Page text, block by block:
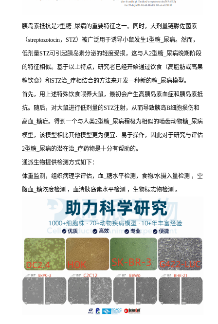
胰岛素抵抗是2型糖_尿病的重要特征之一。同时，大剂量链脲佐菌素
（streptozotocin，STZ）被广泛用于诱导小鼠发生1型糖_尿病。然而，
低剂量STZ可引起胰岛素分泌的轻度受损，这与人2型糖_尿病晚期阶段
的特征相似。基于以上特点，研究者已经开始通过饮食（高脂肪或高果
糖饮食）和STZ治_疗相结合的方法来开发一种新的糖_尿病模型。
首先，用上述特殊饮食喂养大鼠，最初会产生高胰岛素血症和胰岛素抵
抗。随后，对大鼠进行低剂量的STZ注射，从而导致胰岛B细胞损伤和
高血_糖症。得到一个与人类2型糖_尿病程极为相似的啮齿动物糖_尿病
模型，该模型相比其他模型更为便宜、易于操作，因此对于研究与评估
2型糖_尿病的潜在治_疗药物是十分有帮助的。
通派生物提供检测方式如下：
体重监测，组织病理学评估，血_糖水平检测，食物/水摄入量检测 ，空
腹血_糖浓度检测 ，血清胰岛素水平检测 ，生物标志物检测 。